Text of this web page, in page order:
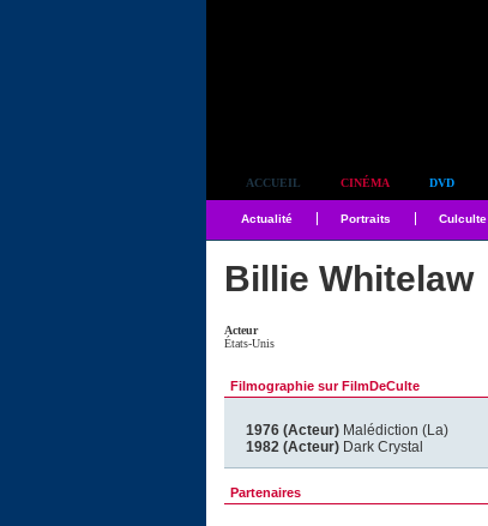
ACCUEIL CINÉMA DVD
Actualité Portraits Culculte
Billie Whitelaw
Acteur
États-Unis
Filmographie sur FilmDeCulte
1976 (Acteur) Malédiction (La)
1982 (Acteur) Dark Crystal
Partenaires